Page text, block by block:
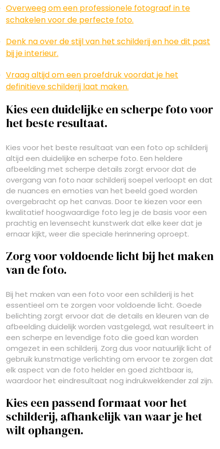
Overweeg om een professionele fotograaf in te
schakelen voor de perfecte foto.
Denk na over de stijl van het schilderij en hoe dit past
bij je interieur.
Vraag altijd om een proefdruk voordat je het
definitieve schilderij laat maken.
Kies een duidelijke en scherpe foto voor
het beste resultaat.
Kies voor het beste resultaat van een foto op schilderij
altijd een duidelijke en scherpe foto. Een heldere
afbeelding met scherpe details zorgt ervoor dat de
overgang van foto naar schilderij soepel verloopt en dat
de nuances en emoties van het beeld goed worden
overgebracht op het canvas. Door te kiezen voor een
kwalitatief hoogwaardige foto leg je de basis voor een
prachtig en levensecht kunstwerk dat elke keer dat je
ernaar kijkt, weer die speciale herinnering oproept.
Zorg voor voldoende licht bij het maken
van de foto.
Bij het maken van een foto voor een schilderij is het
essentieel om te zorgen voor voldoende licht. Goede
belichting zorgt ervoor dat de details en kleuren van de
afbeelding duidelijk worden vastgelegd, wat resulteert in
een scherpe en levendige foto die goed kan worden
omgezet in een schilderij. Zorg dus voor natuurlijk licht of
gebruik kunstmatige verlichting om ervoor te zorgen dat
elk aspect van de foto helder en goed zichtbaar is,
waardoor het eindresultaat nog indrukwekkender zal zijn.
Kies een passend formaat voor het
schilderij, afhankelijk van waar je het
wilt ophangen.